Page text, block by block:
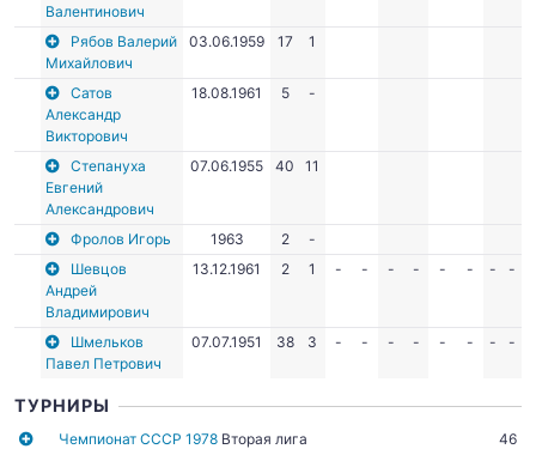
Валентинович
Рябов Валерий
Михайлович
03.06.1959 17 1
Сатов
Александр
Викторович
18.08.1961 5 -
Степануха
Евгений
Александрович
07.06.1955 40 11
Фролов Игорь 1963 2
-
Шевцов
Андрей
Владимирович
13.12.1961 2 1 - - - - - - - -
Шмельков
Павел Петрович
07.07.1951 38 3 - - - - - - - -
ТУРНИРЫ
Чемпионат СССР 1978Вторая лига 46